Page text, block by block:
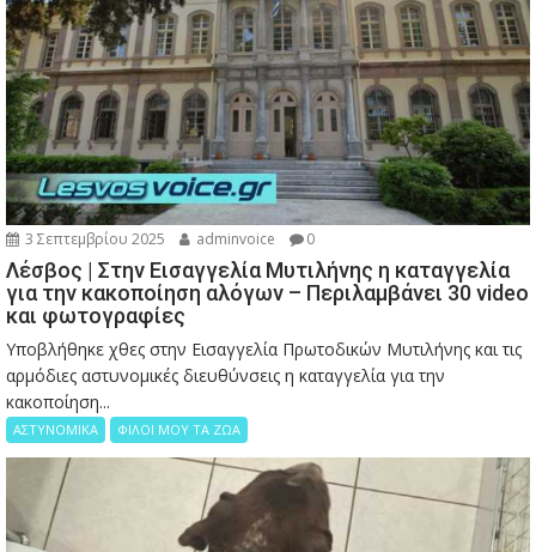
3 Σεπτεμβρίου 2025 adminvoice 0
Λέσβος | Στην Εισαγγελία Μυτιλήνης η καταγγελία
για την κακοποίηση αλόγων – Περιλαμβάνει 30 video
και φωτογραφίες
Υποβλήθηκε χθες στην Εισαγγελία Πρωτοδικών Μυτιλήνης και τις
αρμόδιες αστυνομικές διευθύνσεις η καταγγελία για την
κακοποίηση...
ΑΣΤΥΝΟΜΙΚΑ ΦΙΛΟΙ ΜΟΥ ΤΑ ΖΩΑ